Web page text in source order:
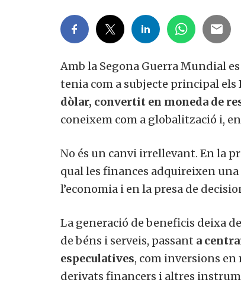
Amb la Segona Guerra Mundial
tenia com a subjecte principal
dòlar, convertit en moneda de
coneixem com a globalització i,
No és un canvi irrellevant. En la
qual les finances adquireixen
l’economia i en la presa de
La generació de beneficis deixa
de béns i serveis, passant a
especulatives, com inversions
derivats financers i altres